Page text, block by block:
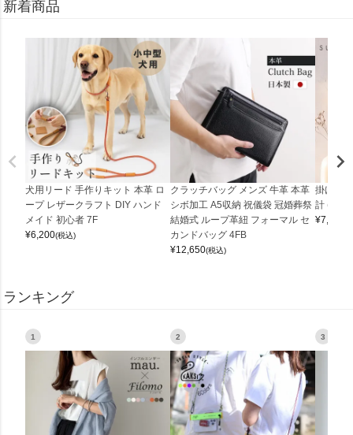
新着商品
犬用リード 手作りキット 本革 ロ
ープ レザークラフト DIY ハンド
メイド 初心者 7F
¥6,200(税込)
クラッチバッグ メンズ 牛革 本革
シボ加工 A5収納 祝儀袋 冠婚葬祭
結婚式 ループ革紐 フォーマル セ
カンドバッグ 4FB
¥12,650(税込)
掛け時
計
¥7,150
ランキング
1 2 3